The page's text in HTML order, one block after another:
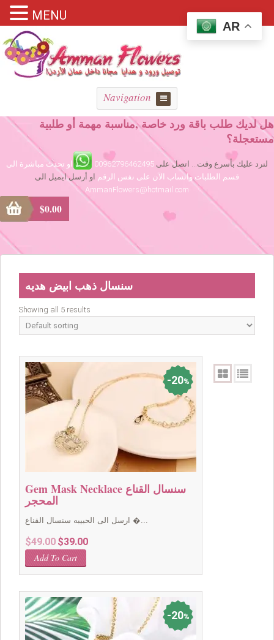
Navigation
هل لديك طلب باقة ورد خاصة ,مناسبة مهمة أو طلبية
مستعجلة؟
لنرد عليك بأسرع وقت... اتصل على 00962796462495
او تحدث مباشرة الى
قسم الطلبات واتساب الآن على نفس الرقم او أرسل ايميل الى
AmmanFlowers@hotmail.com
$0.00
سنسال ذهب ابيض هديه
Showing all 5 results
20%
Gem Mask Necklace سنسال القناع
المحجر
ارسل الى الحبيبه سنسال القناع �...
$49.00 Original
price
was:
$39.00Current
Add To Cart
20%
AR
MENU